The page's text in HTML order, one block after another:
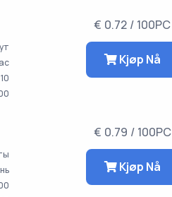
10
€ 0.72 / 100PC
Kjøp Nå
€ 0.79 / 100PC
Kjøp Nå